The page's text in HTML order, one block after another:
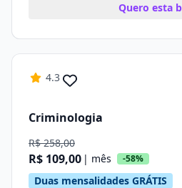
Quero esta
4.3
Criminologia
R$ 258,00
R$ 109,00 | mês -58%
Duas mensalidades GRÁTIS